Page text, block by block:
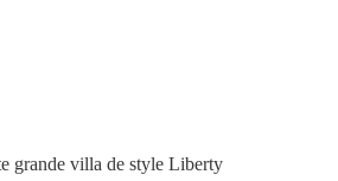
grande villa de style Liberty